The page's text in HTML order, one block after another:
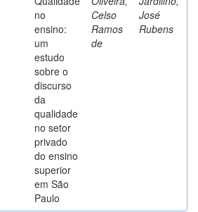
no
ensino:
um
estudo
sobre o
discurso
da
qualidade
no setor
privado
do ensino
superior
em São
Paulo
Celso
Ramos
de
José
Rubens